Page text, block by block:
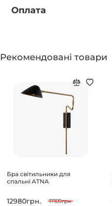
Оплата
Рекомендовані товари
Бра світильники для
спальні ATNA
12980грн. 17189грн.